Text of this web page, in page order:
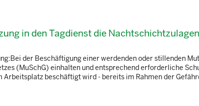
in den Tagdienst die
der Beschäftigung einer werdenden oder stillenden
(MuSchG) einhalten und entsprechend erforderliche
beschäftigt wird - bereits im Rahmen der